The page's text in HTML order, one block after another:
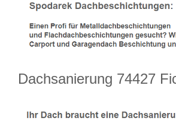
Dachsanierung 74427